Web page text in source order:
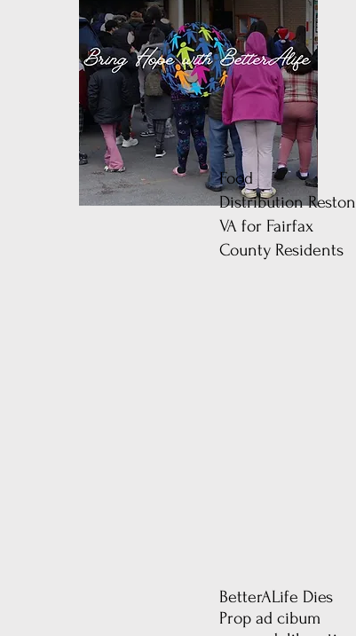
Food
DistributionReston
VA for Fairfax
County Residents
BetterALife Dies
Prop ad cibum